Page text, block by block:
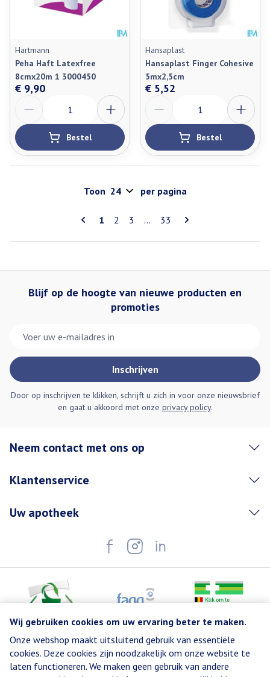
Wij gebruiken cookies om uw ervaring beter te maken.
Onze webshop maakt uitsluitend gebruik van essentiële
cookies. Deze cookies zijn noodzakelijk om onze website te
laten functioneren. We maken geen gebruik van andere
Hartmann
Peha Haft Latexfree
8cmx20m 1 3000450
€ 9,90
Bestel
Hansaplast
Hansaplast Finger Cohesive
5mx2,5cm
€ 5,52
Bestel
Pagina's
U lees momenteel pagina
1 Pagina
2 Pagina
3 ... Pagina
33
Toon per pagina
Blijf op de hoogte van nieuwe producten en
promoties
Inschrijven
Door op inschrijven te klikken, schrijft u zich in voor onze nieuwsbrief
en gaat u akkoord met onze privacy policy.
Neem contact met ons op
Klantenservice
Uw apotheek
Juridische links